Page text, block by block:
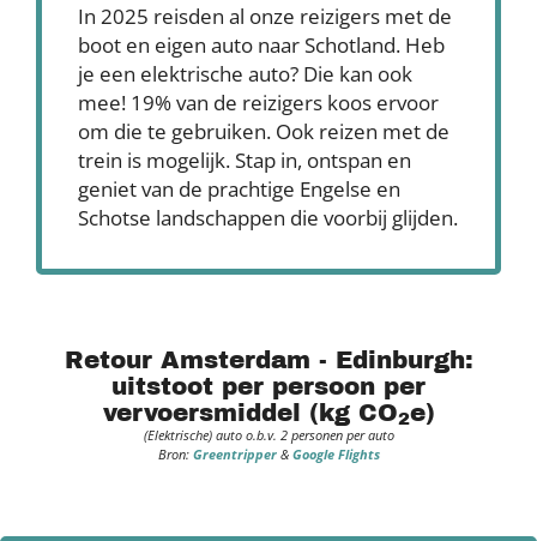
In 2025 reisden al onze reizigers met de
boot en eigen auto naar Schotland. Heb
je een elektrische auto? Die kan ook
mee! 19% van de reizigers koos ervoor
om die te gebruiken. Ook reizen met de
trein is mogelijk. Stap in, ontspan en
geniet van de prachtige Engelse en
Schotse landschappen die voorbij glijden.
Retour Amsterdam - Edinburgh:
uitstoot per persoon per
vervoersmiddel (kg CO2e)
(Elektrische) auto o.b.v. 2 personen per auto
Bron: Greentripper& Google Flights